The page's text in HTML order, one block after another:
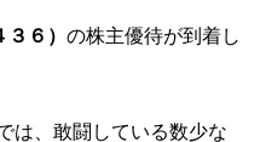
６） の株主優待が到着し
は、敢闘している数少な